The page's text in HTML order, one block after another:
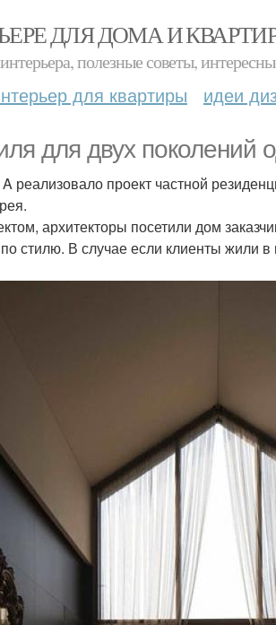
ДЛЯ ДОМА И
полезные советы,
для квартиры идеи
для двух поколений
реализовало проект частной
архитекторы посетили дом
стилю. В случае если клиенты жили